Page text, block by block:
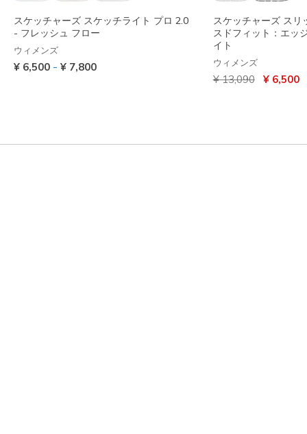
スケッチャーズ スケッチライト プロ 2.0
- フレッシュ フロー
ウィメンズ
¥ 6,500 - ¥ 7,800
スケッチャーズ スリ
スドフィット：エッ
イト
ウィメンズ
からの値引き
¥ 13,090から
¥ 6,500